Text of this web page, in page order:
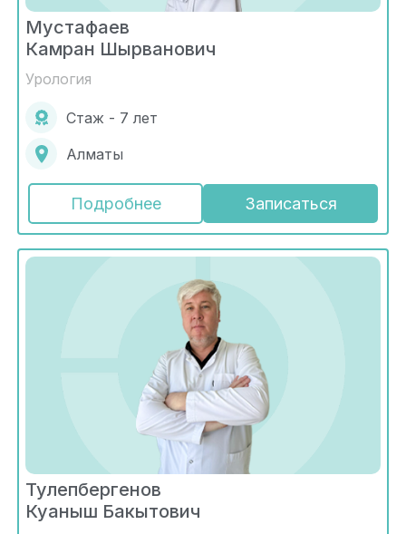
Мустафаев
Камран Шырванович
Урология
Стаж - 7 лет
Алматы
Подробнее Записаться
Тулепбергенов
Куаныш Бакытович